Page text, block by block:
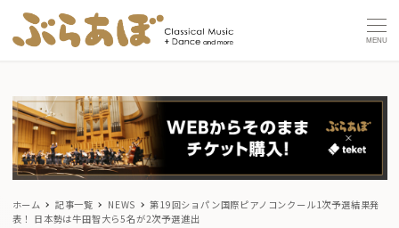
MENU
ホーム 記事一覧 NEWS
第19回ショパン国際ピアノコンクール1次予選結果発
表！ 日本勢は牛田智大ら5名が2次予選進出